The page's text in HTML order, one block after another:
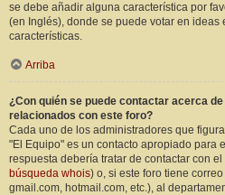
se debe añadir alguna característica por
(en Inglés), donde se puede votar en ideas
características.
Arriba
¿Con quién se puede contactar acerca
relacionados con este foro?
Cada uno de los administradores que
"El Equipo" es un contacto apropiado para
respuesta debería tratar de contactar con
búsqueda whois) o, si este foro tiene
gmail.com, hotmail.com, etc.), al